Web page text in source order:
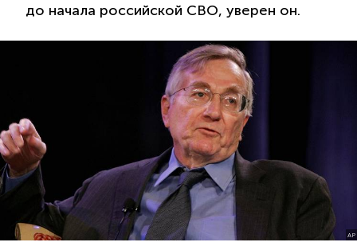
до начала российской СВО, уверен он.
AP